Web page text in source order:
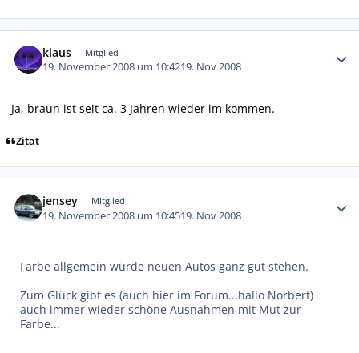
klaus Mitglied
19. November 2008 um 10:4219. Nov 2008
Ja, braun ist seit ca. 3 Jahren wieder im kommen.
Zitat
jensey Mitglied
19. November 2008 um 10:4519. Nov 2008
Farbe allgemein würde neuen Autos ganz gut stehen.
Zum Glück gibt es (auch hier im Forum...hallo Norbert)
auch immer wieder schöne Ausnahmen mit Mut zur
Farbe...